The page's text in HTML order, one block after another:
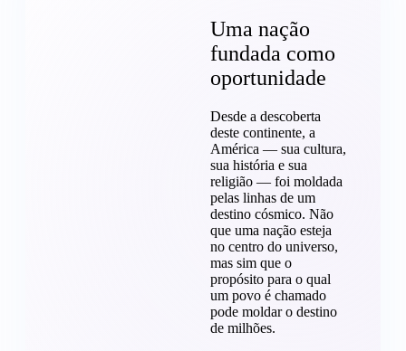
Uma nação
fundada como
oportunidade
Desde a descoberta
deste continente, a
América — sua cultura,
sua história e sua
religião — foi moldada
pelas linhas de um
destino cósmico. Não
que uma nação esteja
no centro do universo,
mas sim que o
propósito para o qual
um povo é chamado
pode moldar o destino
de milhões.